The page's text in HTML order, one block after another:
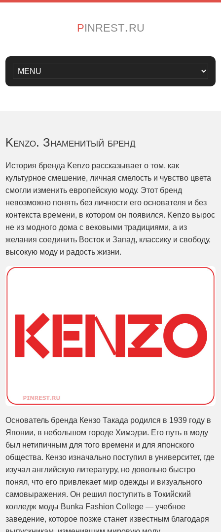
pinrest.ru
Kenzo. Знаменитый бренд
История бренда Kenzo рассказывает о том, как
культурное смешение, личная смелость и чувство цвета
смогли изменить европейскую моду. Этот бренд
невозможно понять без личности его основателя и без
контекста времени, в котором он появился. Kenzo вырос
не из модного дома с вековыми традициями, а из
желания соединить Восток и Запад, классику и свободу,
высокую моду и радость жизни.
Основатель бренда Кензо Такада родился в 1939 году в
Японии, в небольшом городе Химэдзи. Его путь в моду
был нетипичным для того времени и для японского
общества. Кензо изначально поступил в университет, где
изучал английскую литературу, но довольно быстро
понял, что его привлекает мир одежды и визуального
самовыражения. Он решил поступить в Токийский
колледж моды Bunka Fashion College — учебное
заведение, которое позже станет известным благодаря